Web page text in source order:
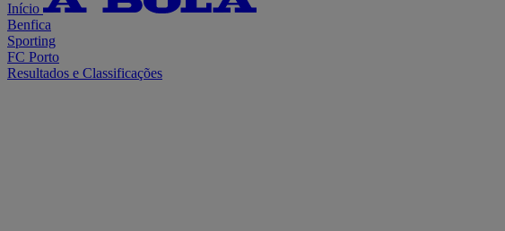
Início
Benfica
Sporting
FC Porto
Resultados e Classificações